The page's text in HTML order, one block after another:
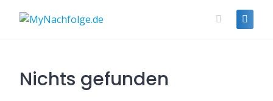
Nichts gefunden